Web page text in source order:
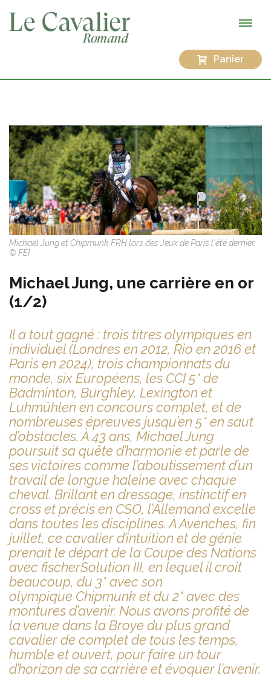
Panier
Michael Jung et Chipmunk FRH lors des Jeux de Paris l'été dernier.
© FEI
Michael Jung, une carrière en or
(1/2)
Il a tout gagné : trois titres olympiques en
individuel (Londres en 2012, Rio en 2016 et
Paris en 2024), trois championnats du
monde, six Européens, les CCI 5* de
Badminton, Burghley, Lexington et
Luhmühlen en concours complet, et de
nombreuses épreuves jusqu’en 5* en saut
d’obstacles. À 43 ans, Michael Jung
poursuit sa quête d’harmonie et parle de
ses victoires comme l’aboutissement d’un
travail de longue haleine avec chaque
cheval. Brillant en dressage, instinctif en
cross et précis en CSO, l’Allemand excelle
dans toutes les disciplines. À Avenches, fin
juillet, ce cavalier d’intuition et de génie
prenait le départ de la Coupe des Nations
avec fischerSolution III, en lequel il croit
beaucoup, du 3* avec son
olympique Chipmunk et du 2* avec des
montures d’avenir. Nous avons profité de
la venue dans la Broye du plus grand
cavalier de complet de tous les temps,
humble et ouvert, pour faire un tour
d’horizon de sa carrière et évoquer l’avenir.